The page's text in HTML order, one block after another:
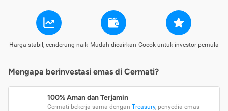
Harga stabil, cenderung naik Mudah dicairkan Cocok untuk investor pemula
Mengapa berinvestasi emas di Cermati?
100% Aman dan Terjamin
Cermati bekerja sama dengan Treasury, penyedia emas